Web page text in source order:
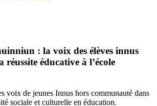
: la voix des élèves innus
réussite éducative à l’école
voix de jeunes Innus hors communauté dans
sociale et culturelle en éducation.